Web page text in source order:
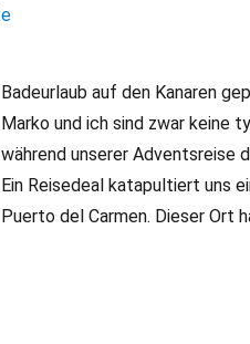
Badeurlaub auf den Kanaren
Marko und ich sind zwar keine
während unserer Adventsreise
Ein Reisedeal katapultiert uns
Puerto del Carmen. Dieser Ort